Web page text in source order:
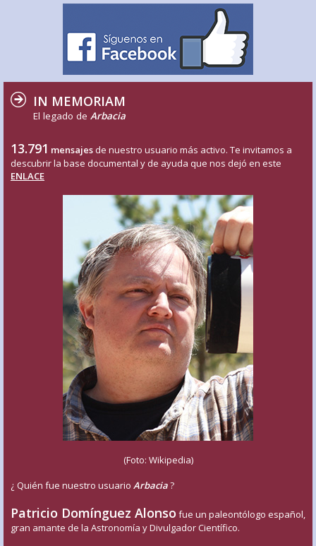
IN MEMORIAM
El legado de Arbacia
13.791 mensajes de nuestro usuario más activo. Te invitamos a
descubrir la base documental y de ayuda que nos dejó en este
ENLACE
(Foto: Wikipedia)
¿ Quién fue nuestro usuario Arbacia?
Patricio Domínguez Alonso fue un paleontólogo español,
gran amante de la Astronomía y Divulgador Científico.